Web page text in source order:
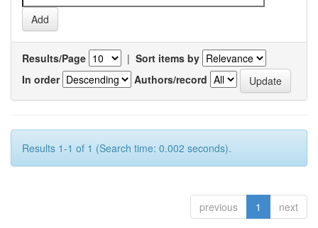
Results/Page | Sort items by
In order
Authors/record
Results 1-1 of 1 (Search time: 0.002 seconds).
previous 1 next